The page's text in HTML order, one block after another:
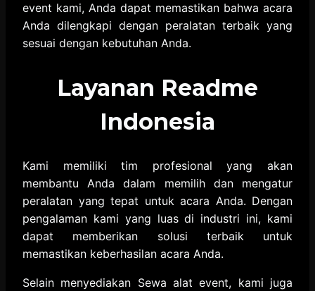
event kami, Anda dapat memastikan bahwa acara
Anda dilengkapi dengan peralatan terbaik yang
sesuai dengan kebutuhan Anda.
Layanan Readme
Indonesia
Kami memiliki tim profesional yang akan
membantu Anda dalam memilih dan mengatur
peralatan yang tepat untuk acara Anda. Dengan
pengalaman kami yang luas di industri ini, kami
dapat memberikan solusi terbaik untuk
memastikan keberhasilan acara Anda.
Selain menyediakan Sewa alat event, kami juga